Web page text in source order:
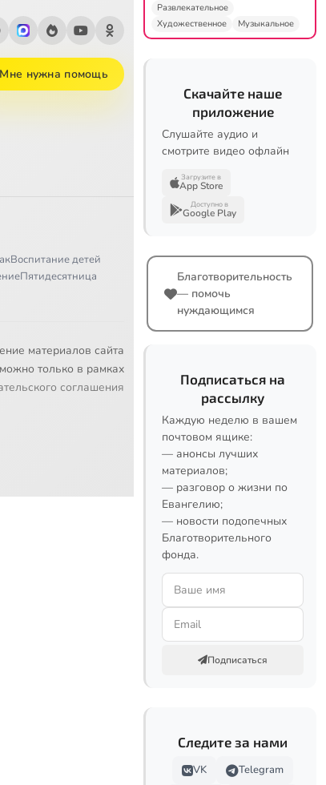
Мне нужна помощь
Воспитание детей
Пятидесятница
материалов сайта
только в рамках
соглашения
Развлекательное
Художественное
Музыкальное
Скачайте наше
приложение
Слушайте аудио и
смотрите видео офлайн
Загрузите в
App Store
Доступно в
Google Play
Благотворительность
— помочь
нуждающимся
Подписаться на
рассылку
Каждую неделю в вашем
почтовом ящике:
— анонсы лучших
материалов;
— разговор о жизни по
Евангелию;
— новости подопечных
Благотворительного
фонда.
Подписаться
Следите за нами
VK Telegram